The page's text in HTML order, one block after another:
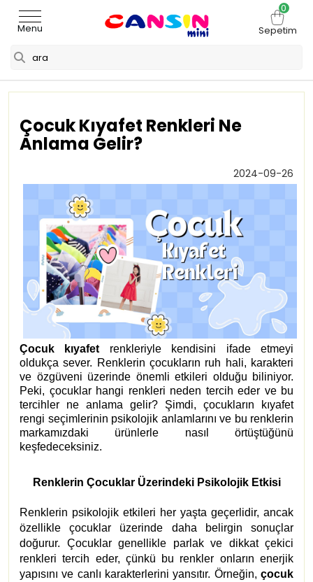
Menu
0
Sepetim
Çocuk Kıyafet Renkleri Ne
Anlama Gelir?
2024-09-26
Çocuk kıyafet renkleriyle kendisini ifade etmeyi
oldukça sever. Renklerin çocukların ruh hali, karakteri
ve özgüveni üzerinde önemli etkileri olduğu biliniyor.
Peki, çocuklar hangi renkleri neden tercih eder ve bu
tercihler ne anlama gelir? Şimdi, çocukların kıyafet
rengi seçimlerinin psikolojik anlamlarını ve bu renklerin
markamızdaki ürünlerle nasıl örtüştüğünü
keşfedeceksiniz.
Renklerin Çocuklar Üzerindeki Psikolojik Etkisi
Renklerin psikolojik etkileri her yaşta geçerlidir, ancak
özellikle çocuklar üzerinde daha belirgin sonuçlar
doğurur. Çocuklar genellikle parlak ve dikkat çekici
renkleri tercih eder, çünkü bu renkler onların enerjik
yapısını ve canlı karakterlerini yansıtır. Örneğin, çocuk